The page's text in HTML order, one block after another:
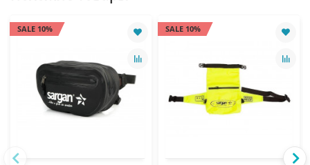
SALE 10% SALE 10%